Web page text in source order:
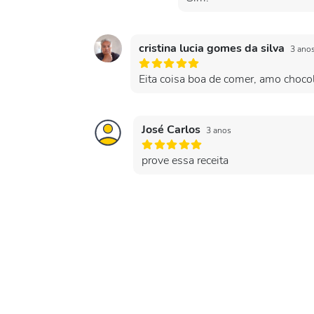
cristina lucia gomes da silva 3 anos
Eita coisa boa de comer, amo
José Carlos 3 anos
prove essa receita